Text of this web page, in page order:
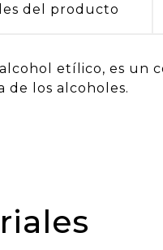
del producto
etílico, es un
de los alcoholes.